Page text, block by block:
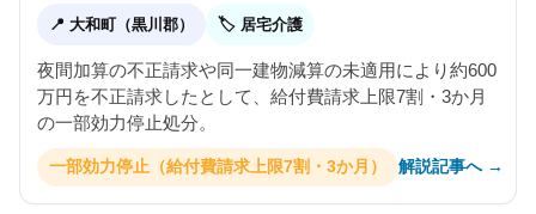
📍 大和町（黒川郡） 🏷 居宅介護
夜間加算の不正請求や同一建物減算の未適用により約600
万円を不正請求したとして、給付費請求上限7割・3か月
の一部効力停止処分。
一部効力停止（給付費請求上限7割・3か月） 解説記事へ →